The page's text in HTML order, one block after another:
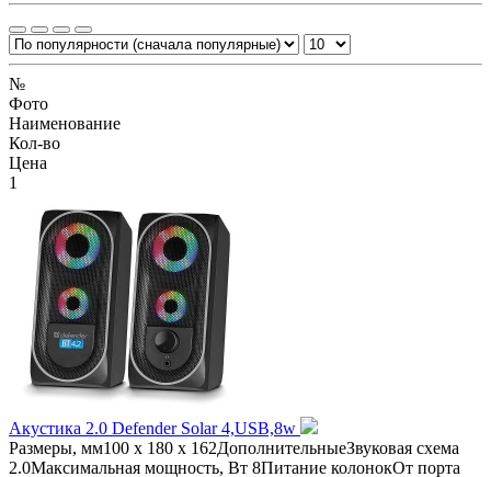
№
Фото
Наименование
Кол-во
Цена
1
Акустика 2.0 Defender Solar 4,USB,8w
Размеры, мм100 x 180 x 162ДополнительныеЗвуковая схема
2.0Максимальная мощность, Вт 8Питание колонокОт порта